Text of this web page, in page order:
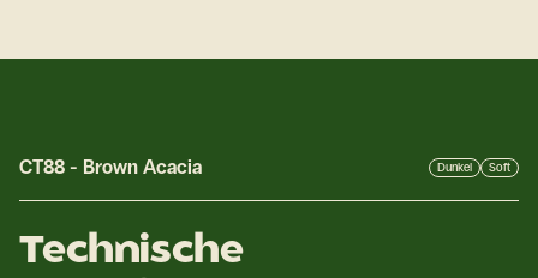
CT88 - Brown Acacia Dunkel Soft
Technische